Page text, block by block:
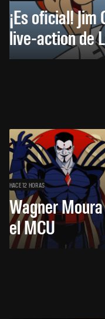
¡Es oficial!
live-action de
HACE 12 HORAS
Wagner
el MCU